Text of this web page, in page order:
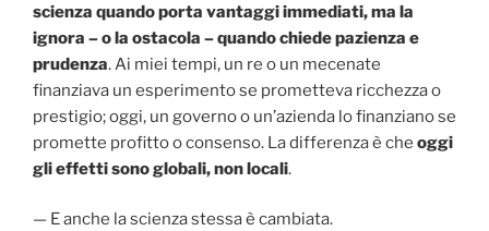
scienza quando porta vantaggi immediati, ma la
ignora – o la ostacola – quando chiede pazienza e
prudenza. Ai miei tempi, un re o un mecenate
finanziava un esperimento se prometteva ricchezza o
prestigio; oggi, un governo o un’azienda lo finanziano se
promette profitto o consenso. La differenza è che oggi
gli effetti sono globali, non locali.
— E anche la scienza stessa è cambiata.